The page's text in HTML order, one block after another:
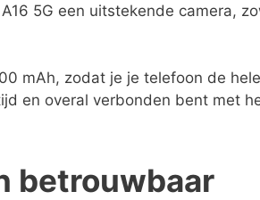
5G een uitstekende camera,
mAh, zodat je je telefoon de
en overal verbonden bent met
betrouwbaar